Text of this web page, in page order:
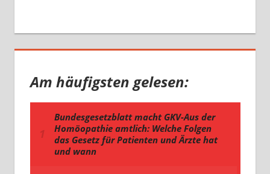
Am häufigsten gelesen: